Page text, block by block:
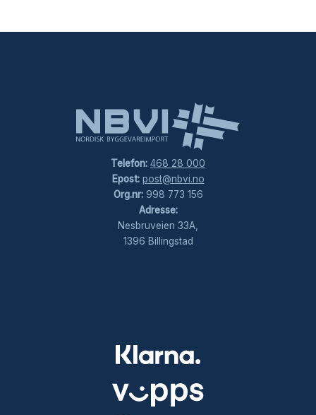
Telefon: 468 28 000
Epost: post@nbvi.no
Org.nr:998 773 156
Adresse:
Nesbruveien 33A,
1396 Billingstad